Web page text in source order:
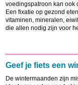
voedingspatroon kan ook
Een fixatie op gezond
vitaminen, mineralen,
die allen nodig zijn voor
Geef je fiets een
De wintermaanden zijn